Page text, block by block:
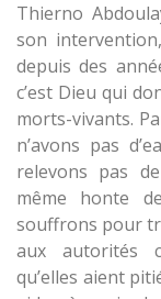
Thierno
son
depuis des
c’est Dieu qui
morts-vivants.
n’avons pas
relevons pas
même honte
souffrons pour
aux autorités
qu’elles aient